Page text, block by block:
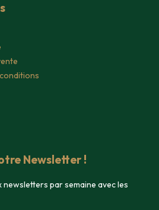
Newsletter !
newsletters par semaine avec les